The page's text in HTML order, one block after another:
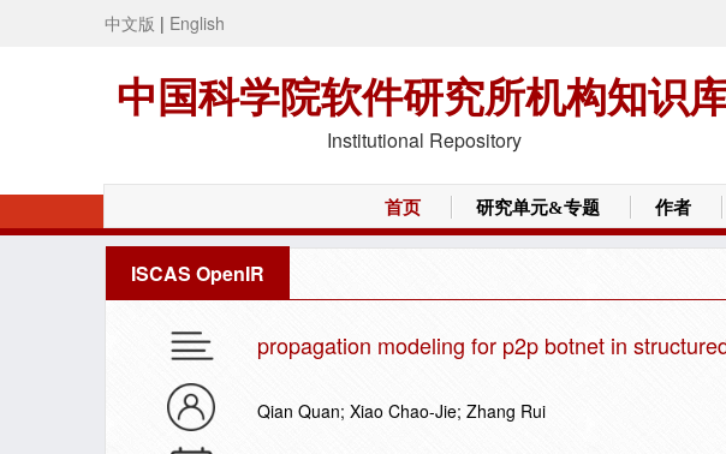
中文版 | English
中国科学院软件研究所机构知识
Institutional Repository
首页 研究单元&专题 作者
ISCAS OpenIR
propagation modeling for p2p botnet in
Qian Quan; Xiao Chao-Jie; Zhang Rui